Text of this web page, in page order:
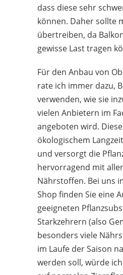
dass diese sehr
können. Daher sollte
übertreiben, da
gewisse Last tragen
Für den Anbau von
rate ich immer dazu,
verwenden, wie sie
vielen Anbietern im
angeboten wird.
ökologischem
und versorgt die
hervorragend mit
Nährstoffen. Bei uns
Shop finden Sie eine
geeigneten
Starkzehrern (also
besonders viele
im Laufe der Saison
werden soll, würde